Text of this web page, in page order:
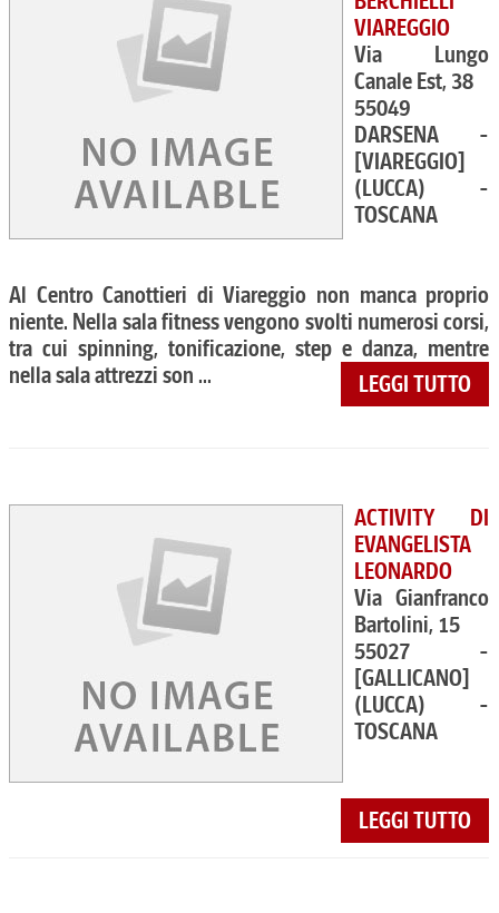
VIAREGGIO
Via Lungo
Canale Est, 38
55049
DARSENA -
[VIAREGGIO]
(LUCCA) -
TOSCANA
Al Centro Canottieri di Viareggio non manca proprio
niente. Nella sala fitness vengono svolti numerosi corsi,
tra cui spinning, tonificazione, step e danza, mentre
nella sala attrezzi son ...
LEGGI TUTTO
ACTIVITY DI
EVANGELISTA
LEONARDO
Via Gianfranco
Bartolini, 15
55027 -
[GALLICANO]
(LUCCA) -
TOSCANA
LEGGI TUTTO